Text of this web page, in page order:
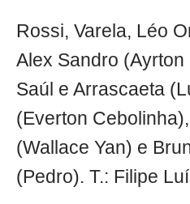
Rossi, Varela, Léo
Alex Sandro
Saúl e Arrascaeta
(Everton
(Wallace Yan) e
(Pedro). T.: Filipe